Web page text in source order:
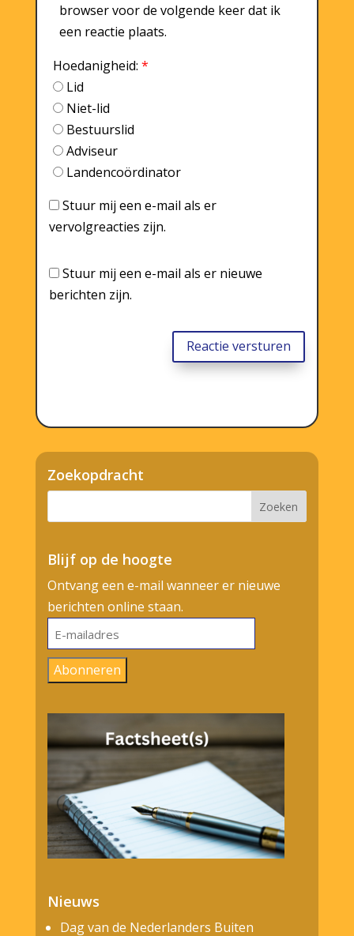
browser voor de volgende keer dat ik
een reactie plaats.
Hoedanigheid: *
Lid
Niet-lid
Bestuurslid
Adviseur
Landencoördinator
Stuur mij een e-mail als er
vervolgreacties zijn.
Stuur mij een e-mail als er nieuwe
berichten zijn.
Reactie versturen
Zoekopdracht
Blijf op de hoogte
Ontvang een e-mail wanneer er nieuwe
berichten online staan.
E-
mailadres
Abonneren
Nieuws
Dag van de Nederlanders Buiten